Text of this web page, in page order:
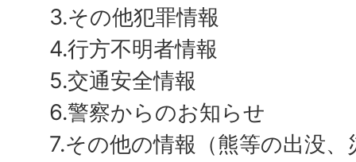
3.その他犯罪情報
4.行方不明者情報
5.交通安全情報
6.警察からのお知らせ
7.その他の情報（熊等の出没、